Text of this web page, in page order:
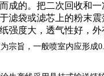
成的。把二次回收和
滤袋或滤芯上的粉末
强度大，透气性好，外
宗旨，一般喷室内应形成